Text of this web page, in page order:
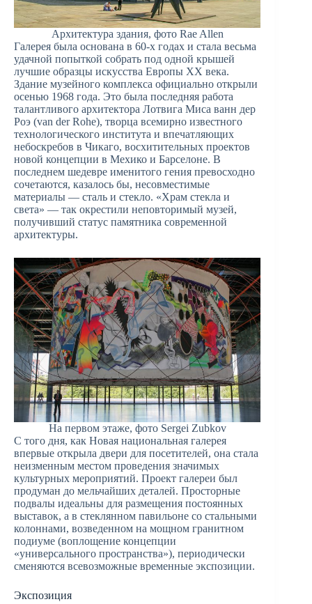
Архитектура здания, фото Rae Allen
Галерея была основана в 60-х годах и стала весьма
удачной попыткой собрать под одной крышей
лучшие образцы искусства Европы ХХ века.
Здание музейного комплекса официально открыли
осенью 1968 года. Это была последняя работа
талантливого архитектора Лотвига Миса ванн дер
Роэ (van der Rohe), творца всемирно известного
технологического института и впечатляющих
небоскребов в Чикаго, восхитительных проектов
новой концепции в Мехико и Барселоне. В
последнем шедевре именитого гения превосходно
сочетаются, казалось бы, несовместимые
материалы — сталь и стекло. «Храм стекла и
света» — так окрестили неповторимый музей,
получивший статус памятника современной
архитектуры.
На первом этаже, фото Sergei Zubkov
С того дня, как Новая национальная галерея
впервые открыла двери для посетителей, она стала
неизменным местом проведения значимых
культурных мероприятий. Проект галереи был
продуман до мельчайших деталей. Просторные
подвалы идеальны для размещения постоянных
выставок, а в стеклянном павильоне со стальными
колоннами, возведенном на мощном гранитном
подиуме (воплощение концепции
«универсального пространства»), периодически
сменяются всевозможные временные экспозиции.
Экспозиция